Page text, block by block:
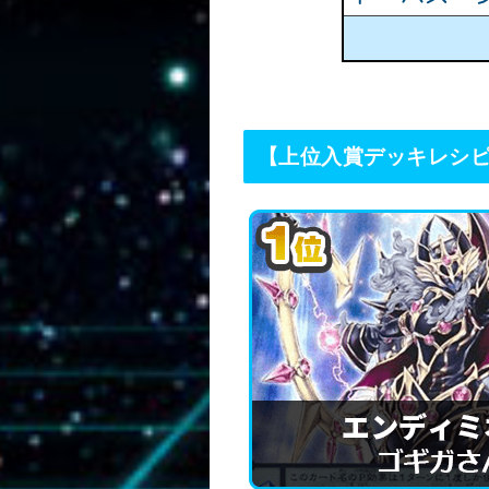
【上位入賞デッキレシ